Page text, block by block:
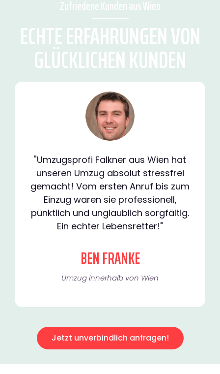
Zufriedene Kunden aus Wien
ECHTE ERFAHRUNGEN VON
GLÜCKLICHEN KUNDEN
"Umzugsprofi Falkner aus Wien hat
unseren Umzug absolut stressfrei
gemacht! Vom ersten Anruf bis zum
Einzug waren sie professionell,
pünktlich und unglaublich sorgfältig.
Ein echter Lebensretter!"
BEN FRANKE
Umzug innerhalb von Wien​
Jetzt unverbindlich anfragen!